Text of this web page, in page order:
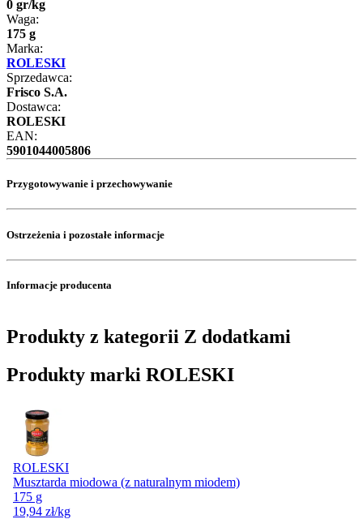
0 gr/kg
Waga:
175 g
Marka:
ROLESKI
Sprzedawca:
Frisco S.A.
Dostawca:
ROLESKI
EAN:
5901044005806
Przygotowywanie i przechowywanie
Ostrzeżenia i pozostałe informacje
Informacje producenta
Produkty z kategorii Z dodatkami
Produkty marki ROLESKI
ROLESKI
Musztarda miodowa (z naturalnym miodem)
175 g
19,94 zł/kg